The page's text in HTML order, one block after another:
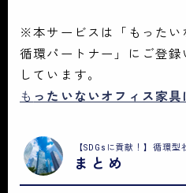
※本サービスは「もったい
循環パートナー」にご登
しています。
も ったいないオフィス家具
【SDGsに貢献！】循環
まとめ